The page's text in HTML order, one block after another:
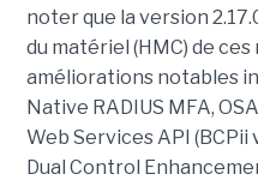
noter que la version
du matériel (HMC) de
améliorations notables
Native RADIUS MFA,
Web Services API
Dual Control